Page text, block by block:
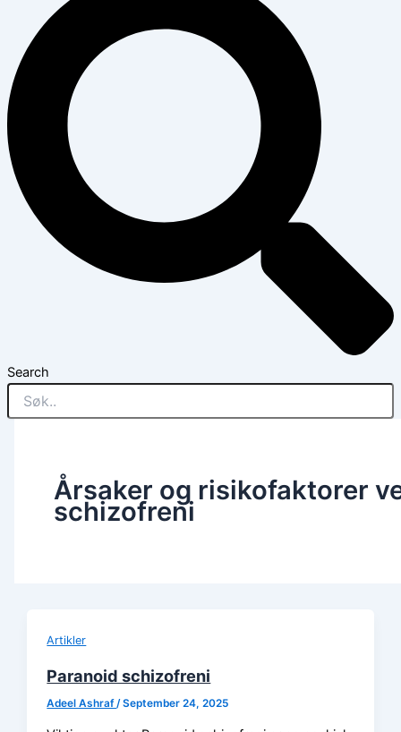
Search
Årsaker og risikofaktorer
schizofreni
Artikler
Paranoid schizofreni
Adeel Ashraf /September 24, 2025